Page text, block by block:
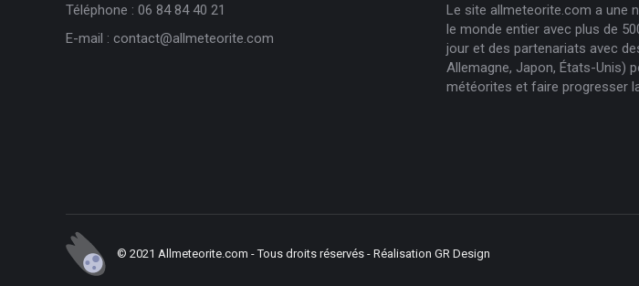
Téléphone : 06 84 84 40 21
E-mail : contact@allmeteorite.com
Le site allmeteorite.com a une
le monde entier avec plus de
jour et des partenariats avec
Allemagne, Japon, États-Unis)
météorites et faire progresser
© 2021 Allmeteorite.com - Tous droits réservés - Réalisation GR Design